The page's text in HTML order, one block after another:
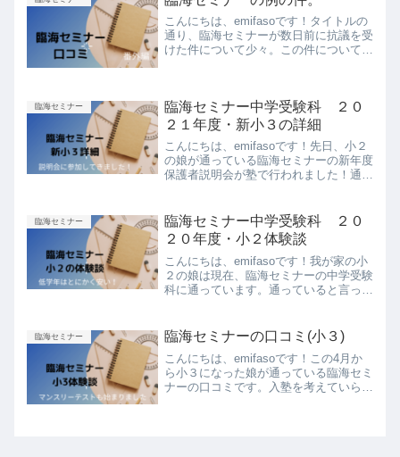
こんにちは、emifasoです！タイトルの
通り、臨海セミナーが数日前に抗議を受
けた件について少々。この件についてご
って数ヶ月というこ...
臨海セミナー
臨海セミナー中学受験科 ２０
２１年度・新小３の詳細
こんにちは、emifasoです！先日、小２
の娘が通っている臨海セミナーの新年度
保護者説明会が塾で行われました！通常
れます。なので、更新が近いのです。ど
うするか迷います。...
臨海セミナー
臨海セミナー中学受験科 ２０
２０年度・小２体験談
こんにちは、emifasoです！我が家の小
２の娘は現在、臨海セミナーの中学受験
科に通っています。通っていると言って
も勉強量はかなり少ないです。今日は娘
が通ってみた体験談...
臨海セミナー 臨海セミナーの口コミ(小３)
こんにちは、emifasoです！この4月か
ら小３になった娘が通っている臨海セミ
ナーの口コミです。入塾を考えていらっ